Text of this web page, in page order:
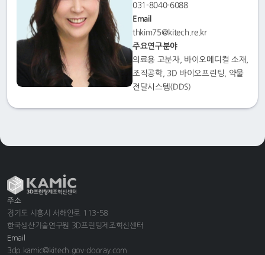
031-8040-6088
Email
thkim75@kitech.re.kr
주요연구분야
의료용 고분자, 바이오메디컬 소재,
조직공학, 3D 바이오프린팅, 약물
전달시스템(DDS)
주소
경기도 시흥시 서해안로 113-58
한국생산기술연구원 3D프린팅제조혁신센터
Email
3dp.kamic@kitech.gov-dooray.com